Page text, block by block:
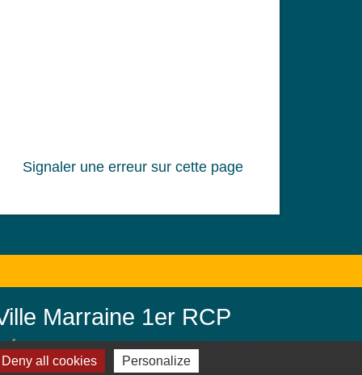
Signaler une erreur sur cette page
Marraine 1er RCP
Jebsheim, ville marraine du 1er
all cookies Personalize